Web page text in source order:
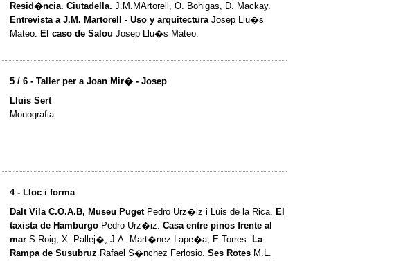
Resid�ncia. Ciutadella. J.M.MArtorell, O. Bohigas, D. Mackay.
Entrevista a J.M. Martorell - Uso y arquitecturaJosep Llu�s
Mateo. El caso de Salou Josep Llu�s Mateo.
5 / 6 - Taller per a Joan Mir� - Josep
Lluis Sert
Monografia
4 - Lloc i forma
Dalt Vila C.O.A.B, Museu PugetPedro Urz�iz i Luis de la Rica. El
taxista de Hamburgo Pedro Urz�iz. Casa entre pinos frente al
mar S.Roig, X. Pallej�, J.A. Mart�nez Lape�a, E.Torres. La
Rampa de Susubruz Rafael S�nchez Ferlosio. Ses Rotes M.L.